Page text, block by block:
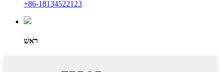
+86-18134522123
רֹאשׁ